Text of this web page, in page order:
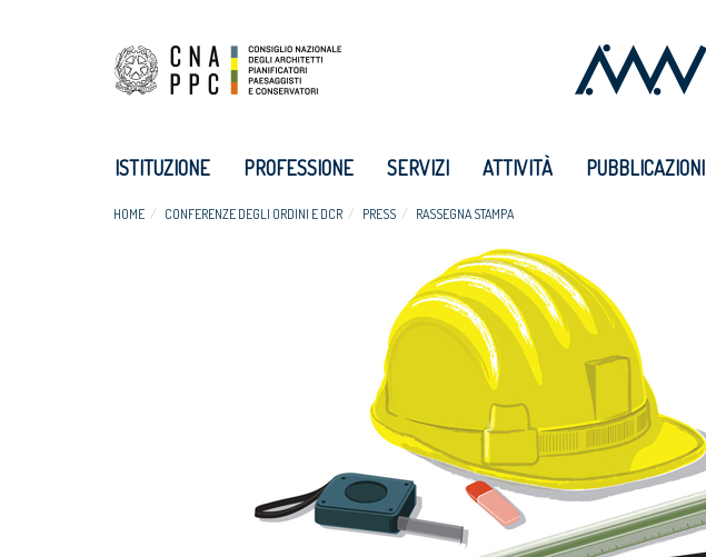
ISTITUZIONE PROFESSIONE SERVIZI ATTIVITÀ PUBBLICAZIONI
HOME CONFERENZE DEGLI ORDINI E DCR PRESS RASSEGNA STAMPA